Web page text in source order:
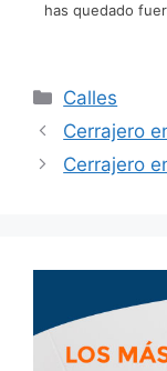
has quedado
Calles
Cerrajero
Cerrajero